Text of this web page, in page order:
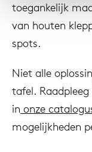
toegankelijk
van houten
spots.
Niet alle
tafel.
in onze
mogelijkheden